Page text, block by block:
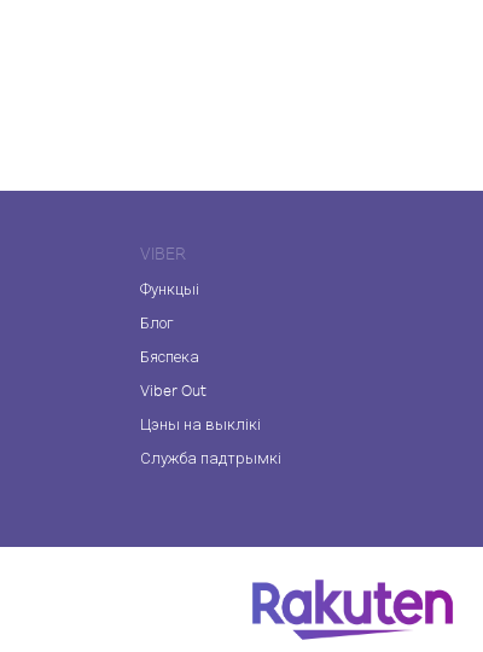
VIBER
Функцыі
Блог
Бяспека
Viber Out
Цэны на выклікі
Служба падтрымкі